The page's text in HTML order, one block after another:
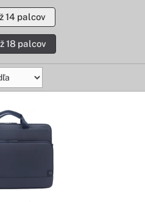
určené pre 13 až 14-palcové
svoje zariadenie v bezpečí a
14 palcov
18 palcov